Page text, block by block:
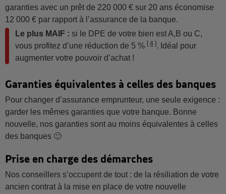
garanties avec un prêt de 220 000 € sur 20 ans économise
12 000 € par rapport à l’assurance de la banque.
Le plus MAIF : si le DPE de votre bien est A,B ou C,
vous profitez d’une réduction de 5 %
4 . Idéal pour
augmenter votre pouvoir d’achat !
Garanties équivalentes à celles des banques
Pour changer d’assurance emprunteur, une seule exigence :
garder les mêmes garanties que votre banque. Bonne
nouvelle, nos garanties sont au moins équivalentes à celles
des banques 🙂
Prise en charge des démarches
Nos conseillers s’occupent de tout : de la résiliation de votre
ancien contrat à la mise en place de votre nouvelle